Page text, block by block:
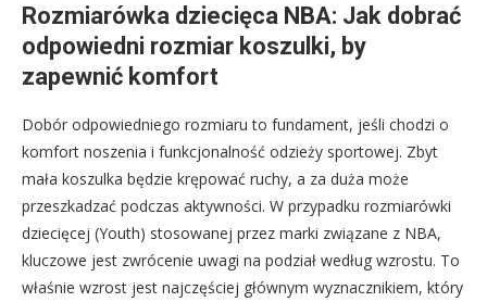
Rozmiarówka dziecięca NBA: Jak dobrać
odpowiedni rozmiar koszulki, by
zapewnić komfort
Dobór odpowiedniego rozmiaru to fundament, jeśli chodzi o
komfort noszenia i funkcjonalność odzieży sportowej. Zbyt
mała koszulka będzie krępować ruchy, a za duża może
przeszkadzać podczas aktywności. W przypadku rozmiarówki
dziecięcej (Youth) stosowanej przez marki związane z NBA,
kluczowe jest zwrócenie uwagi na podział według wzrostu. To
właśnie wzrost jest najczęściej głównym wyznacznikiem, który